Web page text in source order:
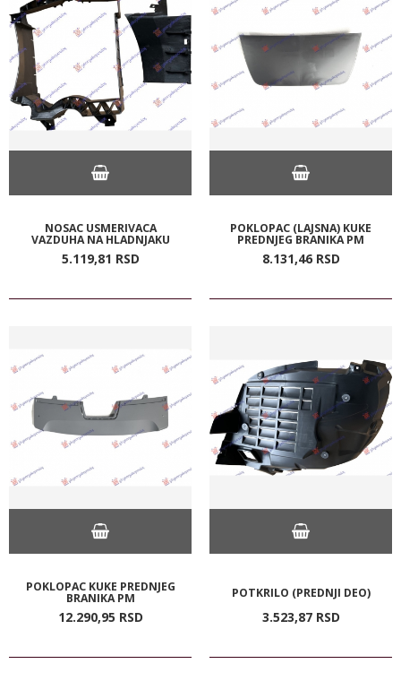
NOSAC USMERIVACA
VAZDUHA NA HLADNJAKU
5.119,81 RSD
POKLOPAC (LAJSNA) KUKE
PREDNJEG BRANIKA PM
8.131,46 RSD
POKLOPAC KUKE PREDNJEG
BRANIKA PM
12.290,95 RSD
POTKRILO (PREDNJI DEO)
3.523,87 RSD